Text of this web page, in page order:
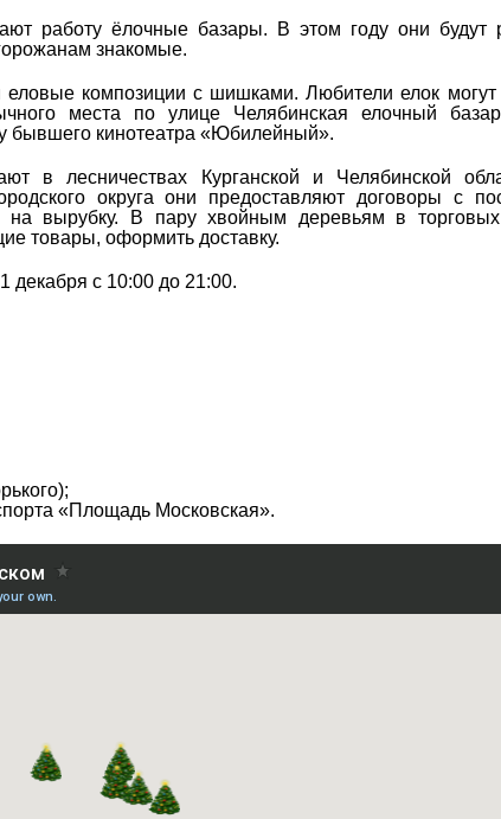
работу ёлочные базары. В этом году они будут
знакомые.
композиции с шишками. Любители елок могут
места по улице Челябинская елочный базар
бывшего кинотеатра «Юбилейный».
в лесничествах Курганской и Челябинской
округа они предоставляют договоры с
на вырубку. В пару хвойным деревьям в
товары, оформить доставку.
декабря с 10:00 до 21:00.
«Площадь Московская».